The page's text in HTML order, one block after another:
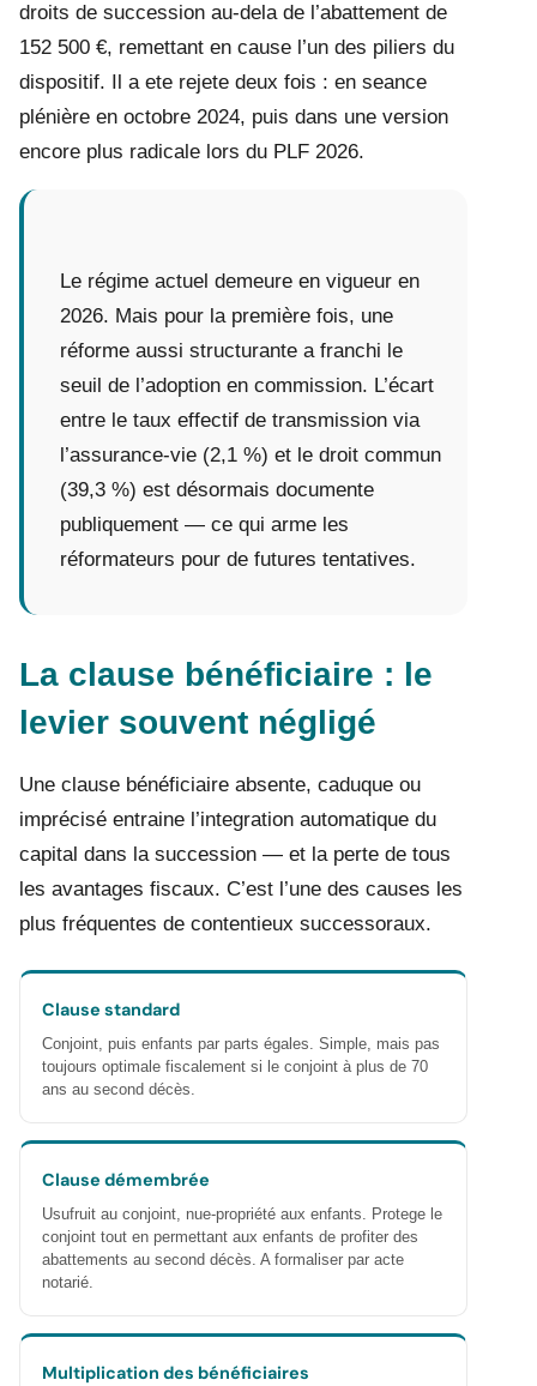
droits de succession au-dela de l’abattement de
152 500 €, remettant en cause l’un des piliers du
dispositif. Il a ete rejete deux fois : en seance
plénière en octobre 2024, puis dans une version
encore plus radicale lors du PLF 2026.
Le régime actuel demeure en vigueur en
2026. Mais pour la première fois, une
réforme aussi structurante a franchi le
seuil de l’adoption en commission. L’écart
entre le taux effectif de transmission via
l’assurance-vie (2,1 %) et le droit commun
(39,3 %) est désormais documente
publiquement — ce qui arme les
réformateurs pour de futures tentatives.
La clause bénéficiaire : le
levier souvent négligé
Une clause bénéficiaire absente, caduque ou
imprécisé entraine l’integration automatique du
capital dans la succession — et la perte de tous
les avantages fiscaux. C’est l’une des causes les
plus fréquentes de contentieux successoraux.
Clause standard
Conjoint, puis enfants par parts égales. Simple, mais pas
toujours optimale fiscalement si le conjoint à plus de 70
ans au second décès.
Clause démembrée
Usufruit au conjoint, nue-propriété aux enfants. Protege le
conjoint tout en permettant aux enfants de profiter des
abattements au second décès. A formaliser par acte
notarié.
Multiplication des bénéficiaires